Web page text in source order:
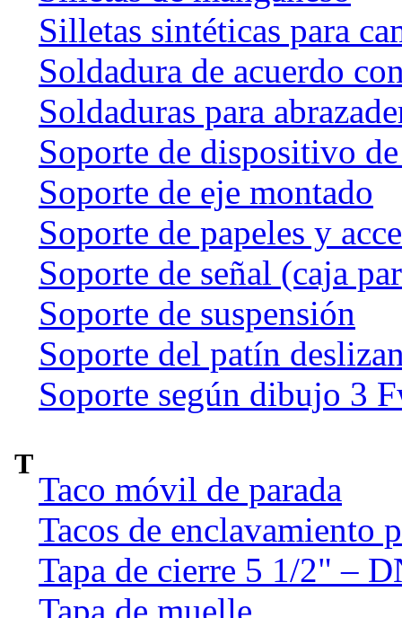
Silletas sintéticas para
Soldadura de acuerdo
Soldaduras para
Soporte de dispositivo
Soporte de eje montado
Soporte de papeles y
Soporte de señal (caja
Soporte de suspensión
Soporte del patín
Soporte según dibujo 3
T
Taco móvil de parada
Tacos de enclavamiento
Tapa de cierre 5 1/2" –
Tapa de muelle